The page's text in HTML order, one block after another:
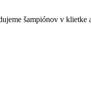
šampiónov v klietke